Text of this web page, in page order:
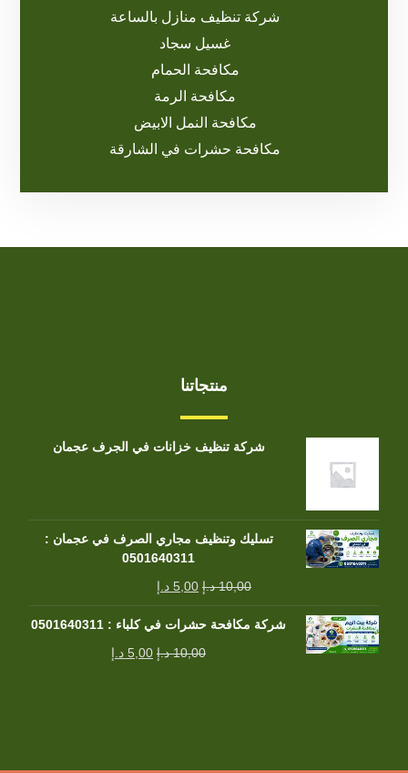
شركة تنظيف منازل بالساعة
غسيل سجاد
مكافحة الحمام
مكافحة الرمة
مكافحة النمل الابيض
مكافحة حشرات في الشارقة
منتجاتنا
شركة تنظيف خزانات في الجرف عجمان
تسليك وتنظيف مجاري الصرف في عجمان :
0501640311
10,00 د.إ 5,00 د.إ
شركة مكافحة حشرات في كلباء : 0501640311
10,00 د.إ 5,00 د.إ